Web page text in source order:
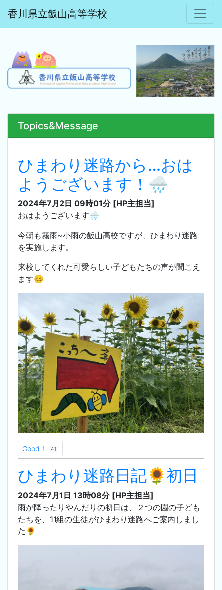
香川県立飯山高等学校
Topics&Message
ひまわり迷路から…おは
ようございます！🌧
2024年7月2日 09時01分 [HP主担当]
おはようございます🌧
今朝も霧雨~小雨の飯山高校ですが、ひまわり迷路
を実施します。
来校してくれた可愛らしい子どもたちの声が聞こえ
ます😊
Good！ 41
ひまわり迷路日記🌻初日
2024年7月1日 13時08分 [HP主担当]
雨が降ったりやんだりの初日は、２つの園の子ども
たちを、11組の生徒がひまわり迷路へご案内しまし
た🌻